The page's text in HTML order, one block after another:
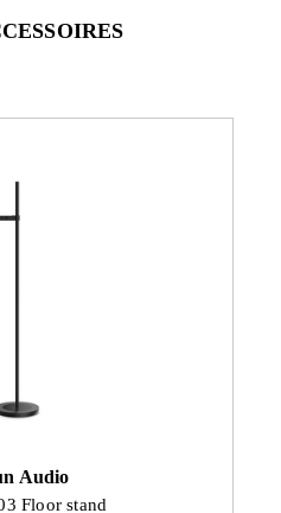
Audio
Floor stand